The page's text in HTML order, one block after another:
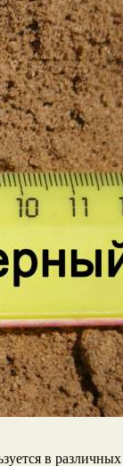
в различных